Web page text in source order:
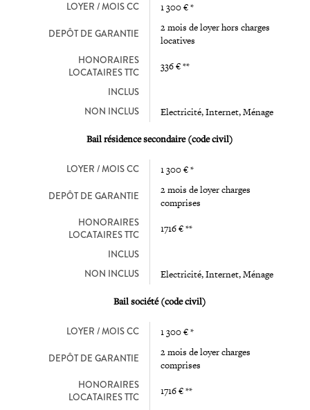
LOYER / MOIS CC 1 300 € *
DEPÔT DE GARANTIE
2 mois de loyer hors charges
locatives
HONORAIRES
LOCATAIRES TTC
336 € **
INCLUS
NON INCLUS
Electricité, Internet, Ménage
Bail résidence secondaire (code civil)
LOYER / MOIS CC 1 300 € *
DEPÔT DE GARANTIE
2 mois de loyer charges
comprises
HONORAIRES
LOCATAIRES TTC
1716 € **
INCLUS
NON INCLUS
Electricité, Internet, Ménage
Bail société (code civil)
LOYER / MOIS CC 1 300 € *
DEPÔT DE GARANTIE
2 mois de loyer charges
comprises
HONORAIRES
LOCATAIRES TTC
1716 € **